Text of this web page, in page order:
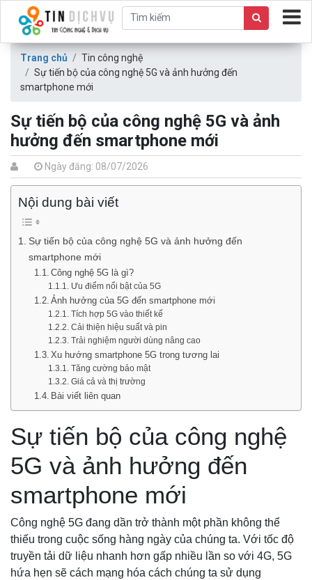
Trang chủ
Tin công nghệ
Sự tiến bộ của công nghệ 5G và ảnh hưởng đến
smartphone mới
Sự tiến bộ của công nghệ 5G và ảnh
hưởng đến smartphone mới
Ngày đăng: 08/07/2026
Nội dung bài viết
Sự tiến bộ của công nghệ 5G và ảnh hưởng đến
smartphone mới
Công nghệ 5G là gì?
Ưu điểm nổi bật của 5G
Ảnh hưởng của 5G đến smartphone mới
Tích hợp 5G vào thiết kế
Cải thiện hiệu suất và pin
Trải nghiệm người dùng nâng cao
Xu hướng smartphone 5G trong tương lai
Tăng cường bảo mật
Giá cả và thị trường
Bài viết liên quan
Sự tiến bộ của công nghệ
5G và ảnh hưởng đến
smartphone mới
Công nghệ 5G đang dần trở thành một phần không thể
thiếu trong cuộc sống hàng ngày của chúng ta. Với tốc độ
truyền tải dữ liệu nhanh hơn gấp nhiều lần so với 4G, 5G
hứa hẹn sẽ cách mạng hóa cách chúng ta sử dụng